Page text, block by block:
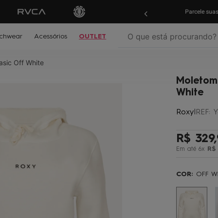
em até 10x sem juros! Aproveite! Parcele
Acessórios OUTLET
Off White
White
Roxy| REF:
R$ 329,
Em até 6x R$
COR: OFF
termos mais buscados
boardshort